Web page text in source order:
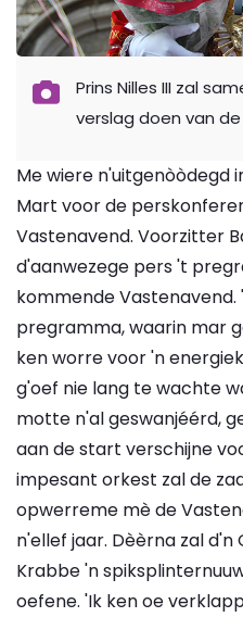
Prins Nilles III zal
verslag doen van
Me wiere n'uitgenòòdegd
Mart voor de
Vastenavend. Voorzitter
d'aanwezege pers 't
kommende
pregramma, waarin mar
ken worre voor 'n
g'oef nie lang te wachte
motte n'al geswanjéérd,
aan de start verschijne
impesant orkest zal de
opwerreme mè de
n'ellef jaar. Dèèrna zal d'n
Krabbe 'n
oefene. 'Ik ken oe